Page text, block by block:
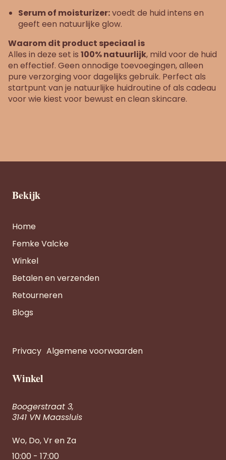
Serum of moisturizer:voedt de huid intens en
geeft een natuurlijke glow.
Waarom dit product speciaal is
Alles in deze set is 100% natuurlijk, mild voor de huid
en effectief. Geen onnodige toevoegingen, alleen
pure verzorging voor dagelijks gebruik. Perfect als
startpunt van je natuurlijke huidroutine of als cadeau
voor wie kiest voor bewust en clean skincare.
Bekijk
Home
Femke Valcke
Winkel
Betalen en verzenden
Retourneren
Blogs
Privacy Algemene voorwaarden
Winkel
Boogerstraat 3,
3141 VN Maassluis
Wo, Do, Vr en Za
10:00 - 17:00